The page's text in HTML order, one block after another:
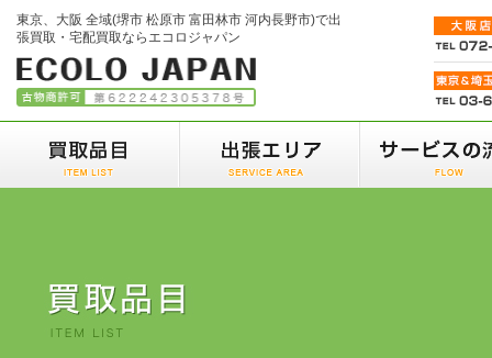
東京、大阪 全域(堺市 松原市 富田林市 河内長野市)で出
張買取・宅配買取ならエコロジャパン